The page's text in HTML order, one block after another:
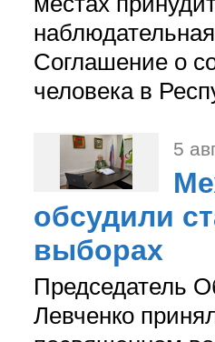
Соглашение о
человека в
5
обсудили
выборах
Председатель
Левченко